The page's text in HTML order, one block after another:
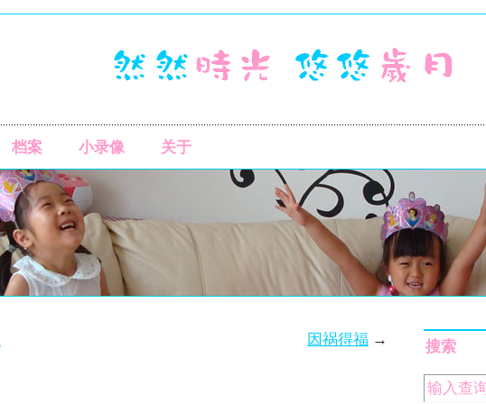
档案 小录像 关于
因祸得福 → 搜索